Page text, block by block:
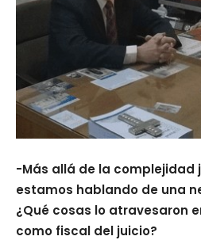
-Más allá de la complejidad
estamos hablando de una
¿Qué cosas lo atravesaron
como fiscal del juicio?